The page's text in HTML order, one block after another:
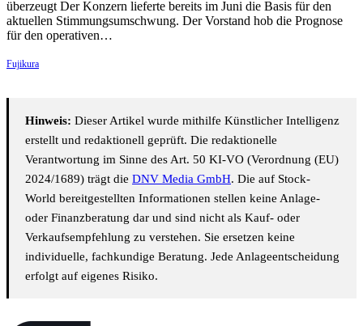
überzeugt Der Konzern lieferte bereits im Juni die Basis für den
aktuellen Stimmungsumschwung. Der Vorstand hob die Prognose
für den operativen…
Fujikura
Hinweis: Dieser Artikel wurde mithilfe Künstlicher Intelligenz
erstellt und redaktionell geprüft. Die redaktionelle
Verantwortung im Sinne des Art. 50 KI-VO (Verordnung (EU)
2024/1689) trägt die DNV Media GmbH. Die auf Stock-
World bereitgestellten Informationen stellen keine Anlage-
oder Finanzberatung dar und sind nicht als Kauf- oder
Verkaufsempfehlung zu verstehen. Sie ersetzen keine
individuelle, fachkundige Beratung. Jede Anlageentscheidung
erfolgt auf eigenes Risiko.